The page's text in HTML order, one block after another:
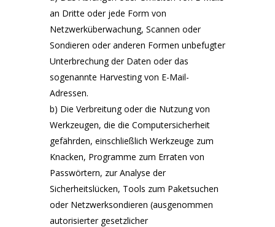
an Dritte oder jede Form von
Netzwerküberwachung, Scannen oder
Sondieren oder anderen Formen unbefugter
Unterbrechung der Daten oder das
sogenannte Harvesting von E-Mail-
Adressen.
b) Die Verbreitung oder die Nutzung von
Werkzeugen, die die Computersicherheit
gefährden, einschließlich Werkzeuge zum
Knacken, Programme zum Erraten von
Passwörtern, zur Analyse der
Sicherheitslücken, Tools zum Paketsuchen
oder Netzwerksondieren (ausgenommen
autorisierter gesetzlicher